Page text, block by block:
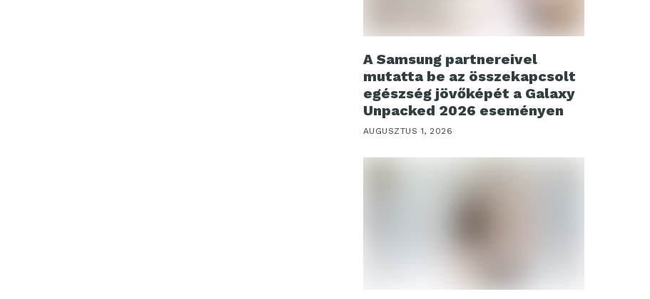
A Samsung partnereivel
mutatta be az összekapcsolt
egészség jövőképét a Galaxy
Unpacked 2026 eseményen
AUGUSZTUS 1, 2026